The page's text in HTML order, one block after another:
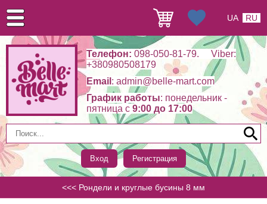
Телефон: 098-050-81-79. Viber:
+380980508179
Email : admin@belle-mart.com
График работы: понедельник -
пятница c 9:00 до 17:00
Вход Регистрация
UA RU
<<< Рондели и круглые бусины 8 мм